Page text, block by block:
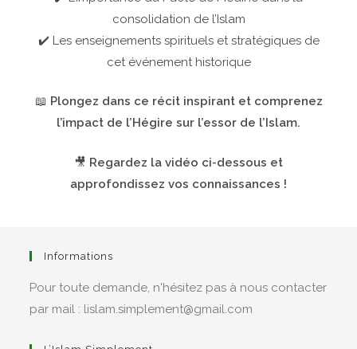
consolidation de l’Islam
✔️ Les enseignements spirituels et stratégiques de
cet événement historique
📖 Plongez dans ce récit inspirant et comprenez
l’impact de l’Hégire sur l’essor de l’Islam.
🎥 Regardez la vidéo ci-dessous et
approfondissez vos connaissances !
Informations
Pour toute demande, n'hésitez pas à nous contacter
par mail : lislam.simplement@gmail.com